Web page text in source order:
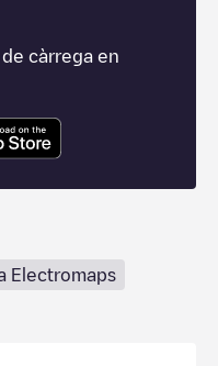
càrrega en
Electromaps